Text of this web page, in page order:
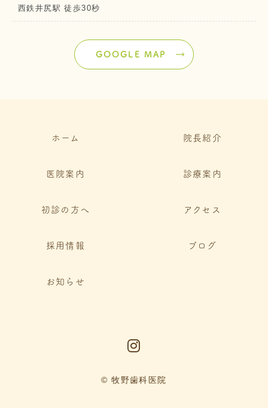
西鉄井尻駅 徒歩30秒
GOOGLE MAP
ホーム 院長紹介
医院案内 診療案内
初診の方へ アクセス
採用情報 ブログ
お知らせ
© 牧野歯科医院